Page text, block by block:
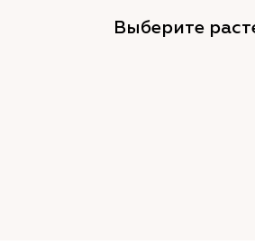
Выберите